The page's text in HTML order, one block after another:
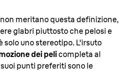
meritano questa definizione,
glabri piuttosto che pelosi e
solo uno stereotipo. L'irsuto
dei pelicompleta al
punti preferiti sono le